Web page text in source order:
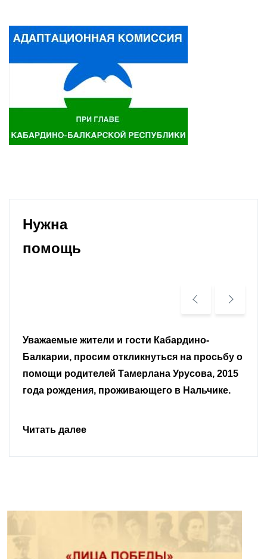
Нужна
помощь
Уважаемые земляки и все неравнодушные
граждане.
Читать далее